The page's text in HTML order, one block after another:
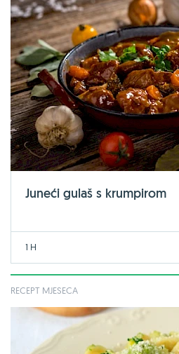
Juneći gulaš s krumpirom
1 H
RECEPT MJESECA